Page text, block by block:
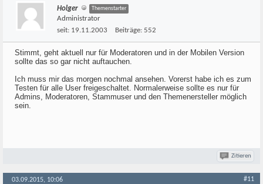
Holger Themenstarter
Administrator
seit: 19.11.2003 Beiträge: 552
Stimmt, geht aktuell nur für Moderatoren und in der Mobilen Version
sollte das so gar nicht auftauchen.
Ich muss mir das morgen nochmal ansehen. Vorerst habe ich es zum
Testen für alle User freigeschaltet. Normalerweise sollte es nur für
Admins, Moderatoren, Stammuser und den Themenersteller möglich
sein.
Zitieren
03.09.2015, 10:06 #11